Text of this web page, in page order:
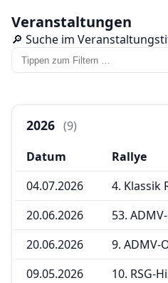
Veranstaltungen
🔎 Suche im
2026 (9)
Datum
Rallye
04.07.2026
20.06.2026
53.
20.06.2026
09.05.2026
10. RSG-